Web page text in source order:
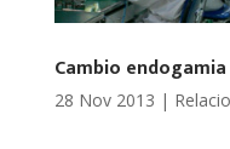
Cambio
28 Nov 2013 |